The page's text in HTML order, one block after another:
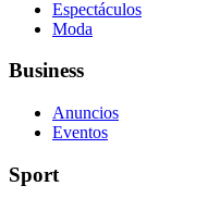
Espectáculos
Moda
Business
Anuncios
Eventos
Sport